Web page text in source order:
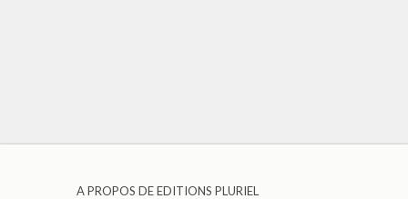
A PROPOS DE EDITIONS PLURIEL